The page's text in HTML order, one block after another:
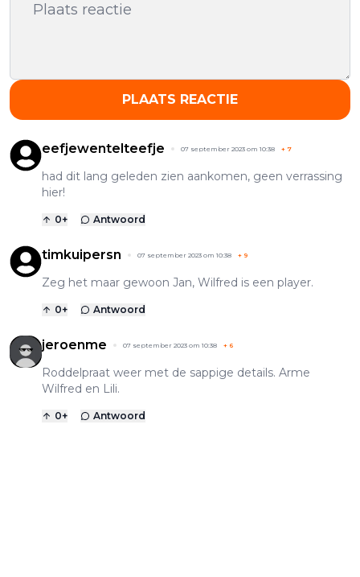
PLAATS REACTIE
eefjewentelteefje 07 september 2023 om 10:38 + 7
had dit lang geleden zien aankomen, geen verrassing
hier!
0+ Antwoord
timkuipersn 07 september 2023 om 10:38 + 9
Zeg het maar gewoon Jan, Wilfred is een player.
0+ Antwoord
jeroenme 07 september 2023 om 10:38 + 6
Roddelpraat weer met de sappige details. Arme
Wilfred en Lili.
0+ Antwoord